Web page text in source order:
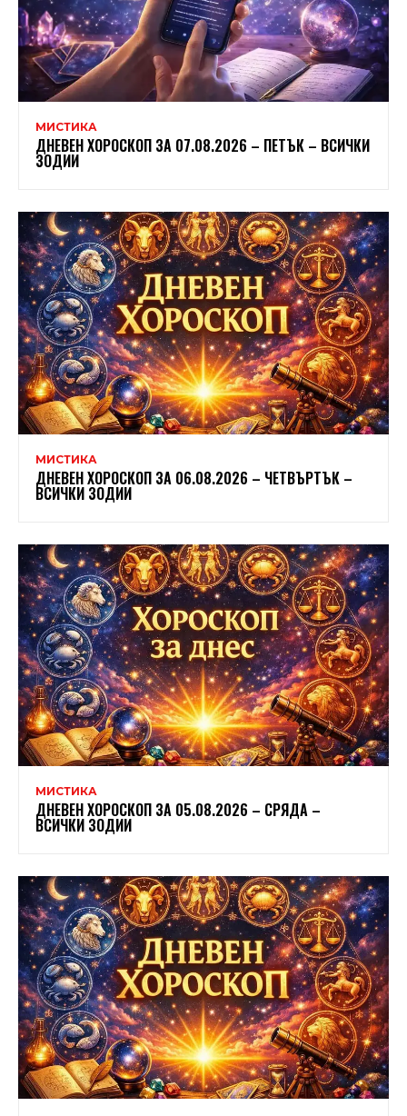
МИСТИКА
ДНЕВЕН ХОРОСКОП ЗА 07.08.2026 – ПЕТЪК – ВСИЧКИ
ЗОДИИ
МИСТИКА
ДНЕВЕН ХОРОСКОП ЗА 06.08.2026 – ЧЕТВЪРТЪК –
ВСИЧКИ ЗОДИИ
МИСТИКА
ДНЕВЕН ХОРОСКОП ЗА 05.08.2026 – СРЯДА –
ВСИЧКИ ЗОДИИ